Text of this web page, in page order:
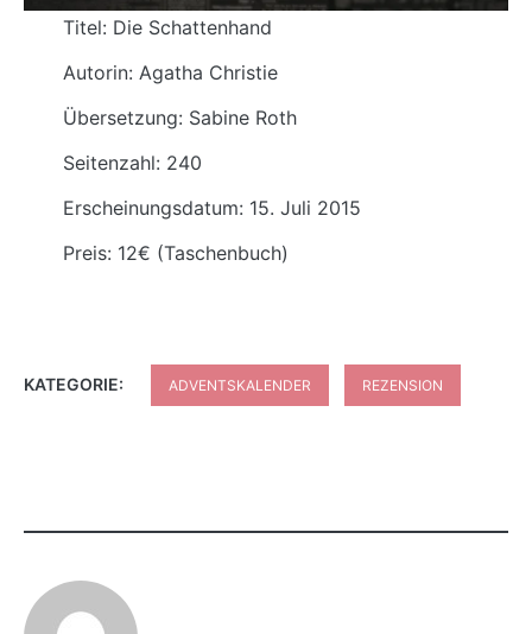
Titel: Die Schattenhand
Autorin: Agatha Christie
Übersetzung: Sabine Roth
Seitenzahl: 240
Erscheinungsdatum: 15. Juli 2015
Preis: 12€ (Taschenbuch)
KATEGORIE: ADVENTSKALENDER REZENSION